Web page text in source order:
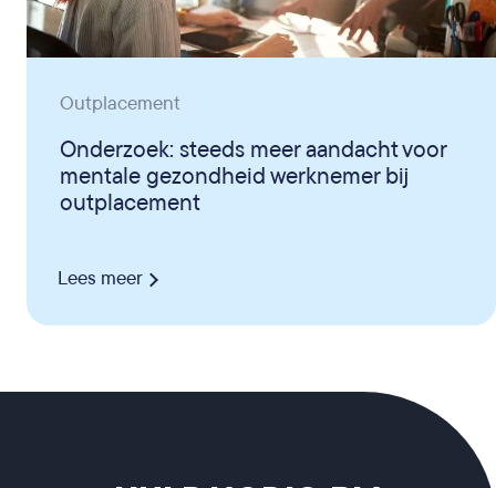
Outplacement
Onderzoek: steeds meer aandacht voor
mentale gezondheid werknemer bij
outplacement
Lees meer